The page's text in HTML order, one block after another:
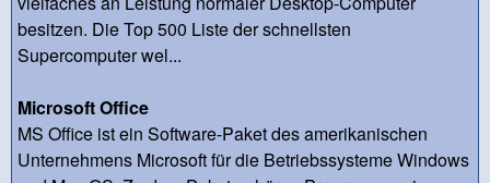
besitzen. Die Top 500 Liste der schnellsten
Supercomputer wel...
Microsoft Office
MS Office ist ein Software-Paket des amerikanischen
Unternehmens Microsoft für die Betriebssysteme Windows